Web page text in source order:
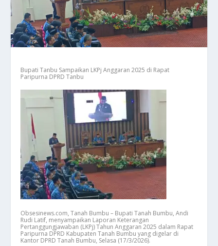
Bupati Tanbu Sampaikan LKPj Anggaran 2025 di Rapat
Paripurna DPRD Tanbu
Obsesinews.com, Tanah Bumbu – Bupati Tanah Bumbu, Andi
Rudi Latif, menyampaikan Laporan Keterangan
Pertanggungjawaban (LKPj) Tahun Anggaran 2025 dalam Rapat
Paripurna DPRD Kabupaten Tanah Bumbu yang digelar di
Kantor DPRD Tanah Bumbu, Selasa (17/3/2026).